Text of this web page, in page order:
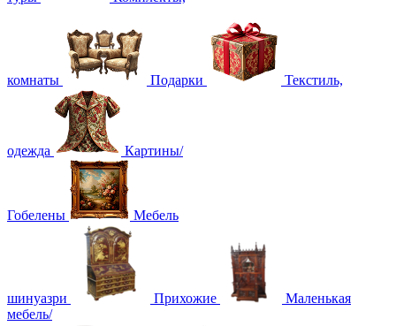
комнаты Подарки Текстиль,
одежда Картины/
Гобелены Мебель
шинуазри Прихожие
Маленькая
мебель/